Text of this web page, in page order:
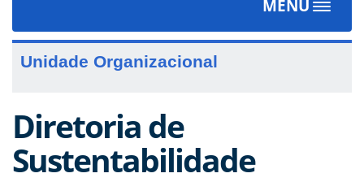
MENU
Toggle
Unidade Organizacional
Diretoria de
Sustentabilidade